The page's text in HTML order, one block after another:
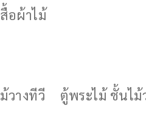
อผ้าไม้
วางทีวี ตู้พระไม้ ชั้นไม้